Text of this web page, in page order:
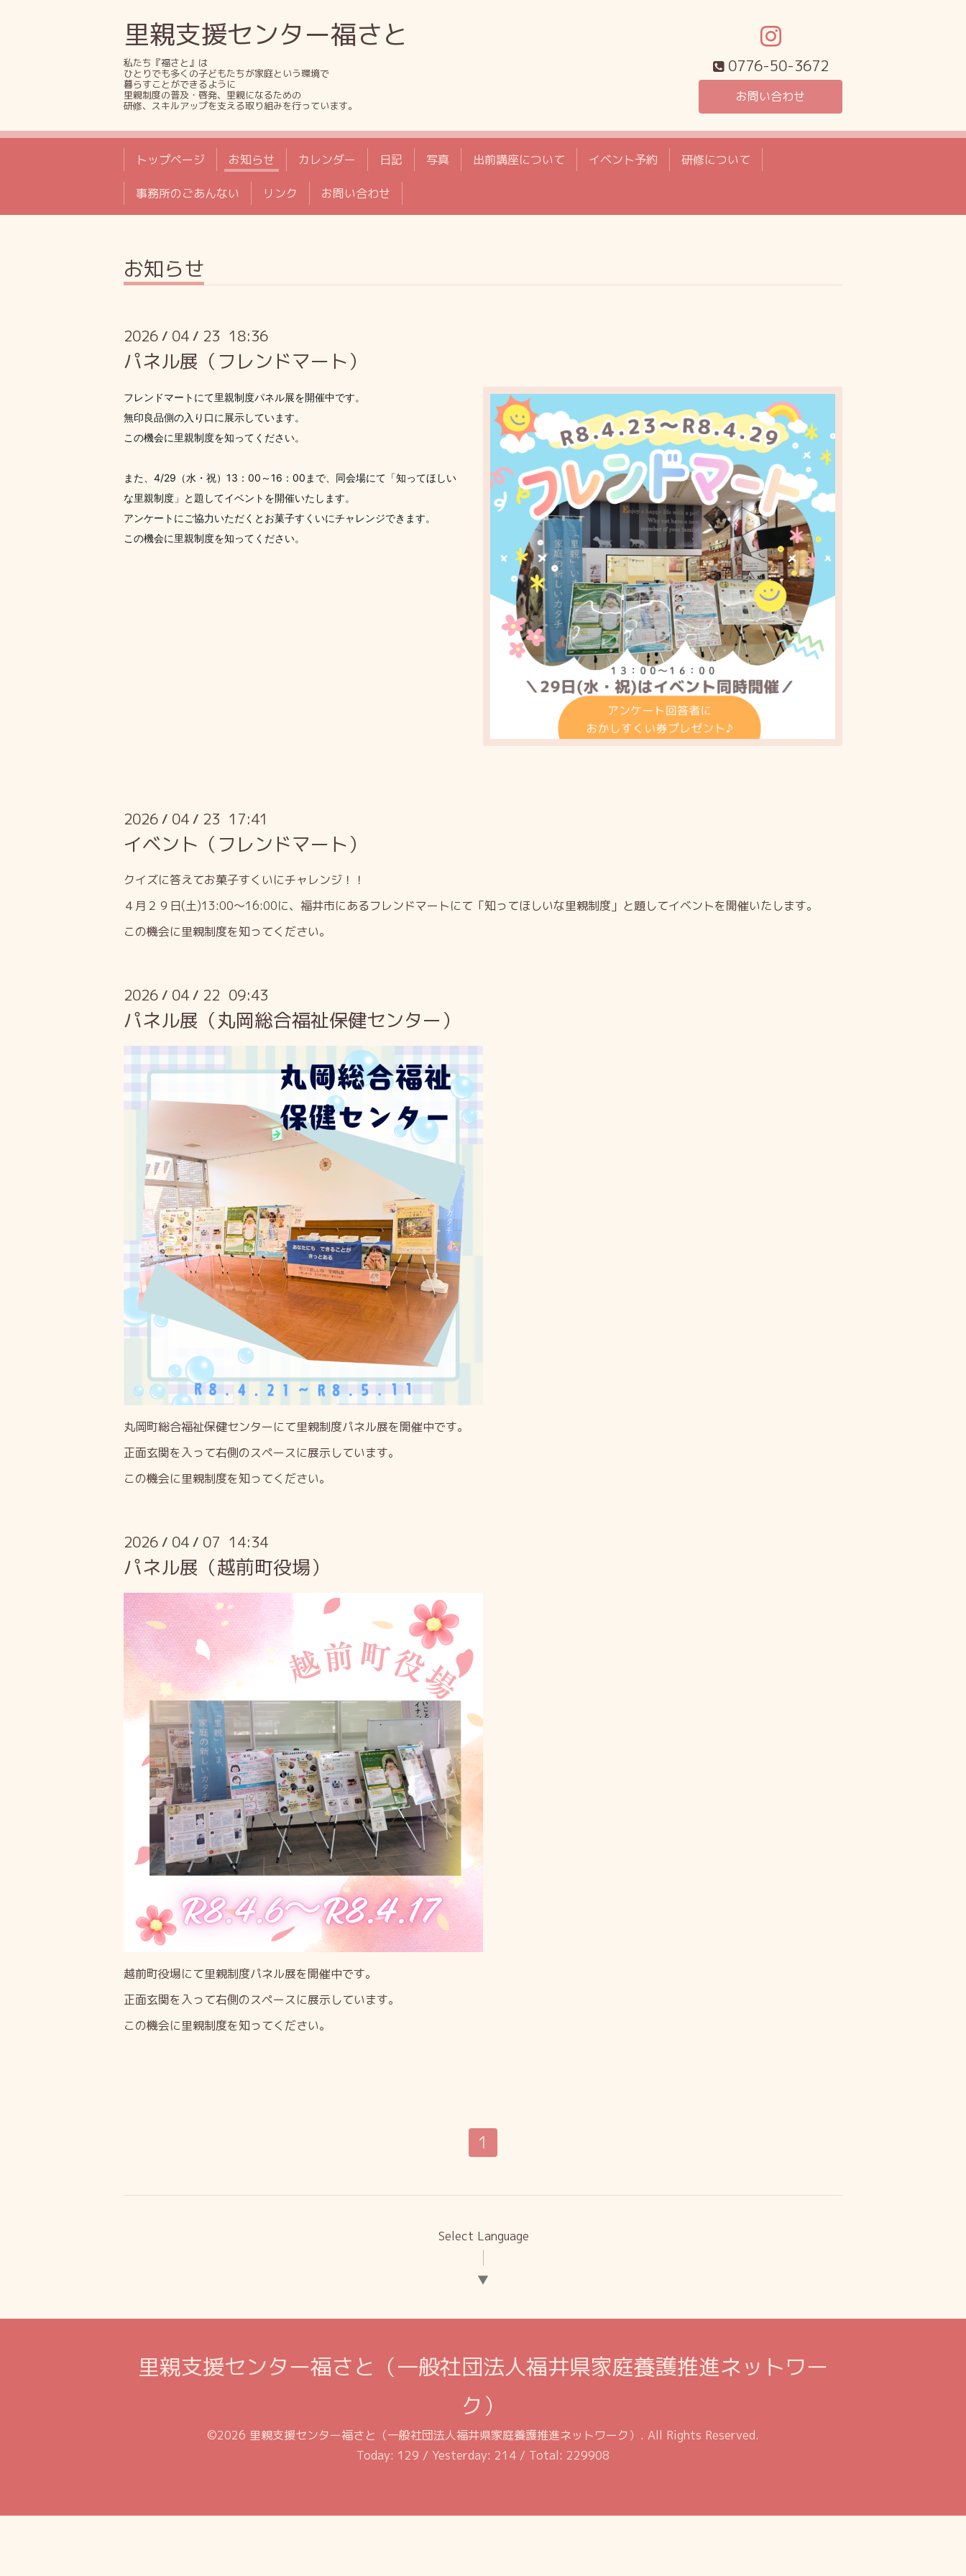
里親支援センター福さと
私たち『福さと』は
ひとりでも多くの子どもたちが家庭という環境で
暮らすことができるように
里親制度の普及・啓発、里親になるための
研修、スキルアップを支える取り組みを行っています。
0776-50-3672
お問い合わせ
トップページ お知らせ カレンダー 日記 写真 出前講座について イベント予約 研修について
事務所のごあんない リンク お問い合わせ
お知らせ
2026 / 04 / 23 18:36
パネル展（フレンドマート）
フレンドマートにて里親制度パネル展を開催中です。
無印良品側の入り口に展示しています。
この機会に里親制度を知ってください。
また、4/29（水・祝）13：00～16：00まで、同会場にて「知ってほしい
な里親制度」と題してイベントを開催いたします。
アンケートにご協力いただくとお菓子すくいにチャレンジできます。
この機会に里親制度を知ってください。
2026 / 04 / 23 17:41
イベント（フレンドマート）
クイズに答えてお菓子すくいにチャレンジ！！
４月２９日(土)13:00～16:00に、福井市にあるフレンドマートにて「知ってほしいな里親制度」と題してイベントを開催いたします。
この機会に里親制度を知ってください。
2026 / 04 / 22 09:43
パネル展（丸岡総合福祉保健センター）
丸岡町総合福祉保健センターにて里親制度パネル展を開催中です。
正面玄関を入って右側のスペースに展示しています。
この機会に里親制度を知ってください。
2026 / 04 / 07 14:34
パネル展（越前町役場）
越前町役場にて里親制度パネル展を開催中です。
正面玄関を入って右側のスペースに展示しています。
この機会に里親制度を知ってください。
1
Select Language
▼
里親支援センター福さと（一般社団法人福井県家庭養護推進ネットワー
ク）
©2026 里親支援センター福さと（一般社団法人福井県家庭養護推進ネットワーク） . All Rights Reserved.
Today: 129 / Yesterday: 214 / Total: 229908